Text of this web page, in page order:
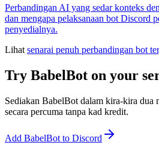
Perbandingan AI yang sedar konteks
dan mengapa pelaksanaan bot Discord
penyedialnya.
Lihat senarai penuh perbandingan bot
Try BabelBot on your
Sediakan BabelBot dalam kira-kira dua
secara percuma tanpa kad kredit.
Add BabelBot to Discord